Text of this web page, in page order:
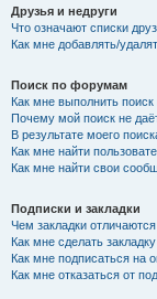
Друзья и недруги
Что означают списки
Как мне добавлять/
Поиск по форумам
Как мне выполнить
Почему мой поиск не
В результате моего
Как мне найти
Как мне найти свои
Подписки и закладки
Чем закладки
Как мне сделать
Как мне подписаться на
Как мне отказаться от